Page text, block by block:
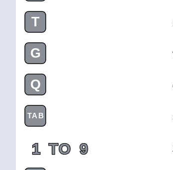
T
G
Q
TAB
1 TO 9